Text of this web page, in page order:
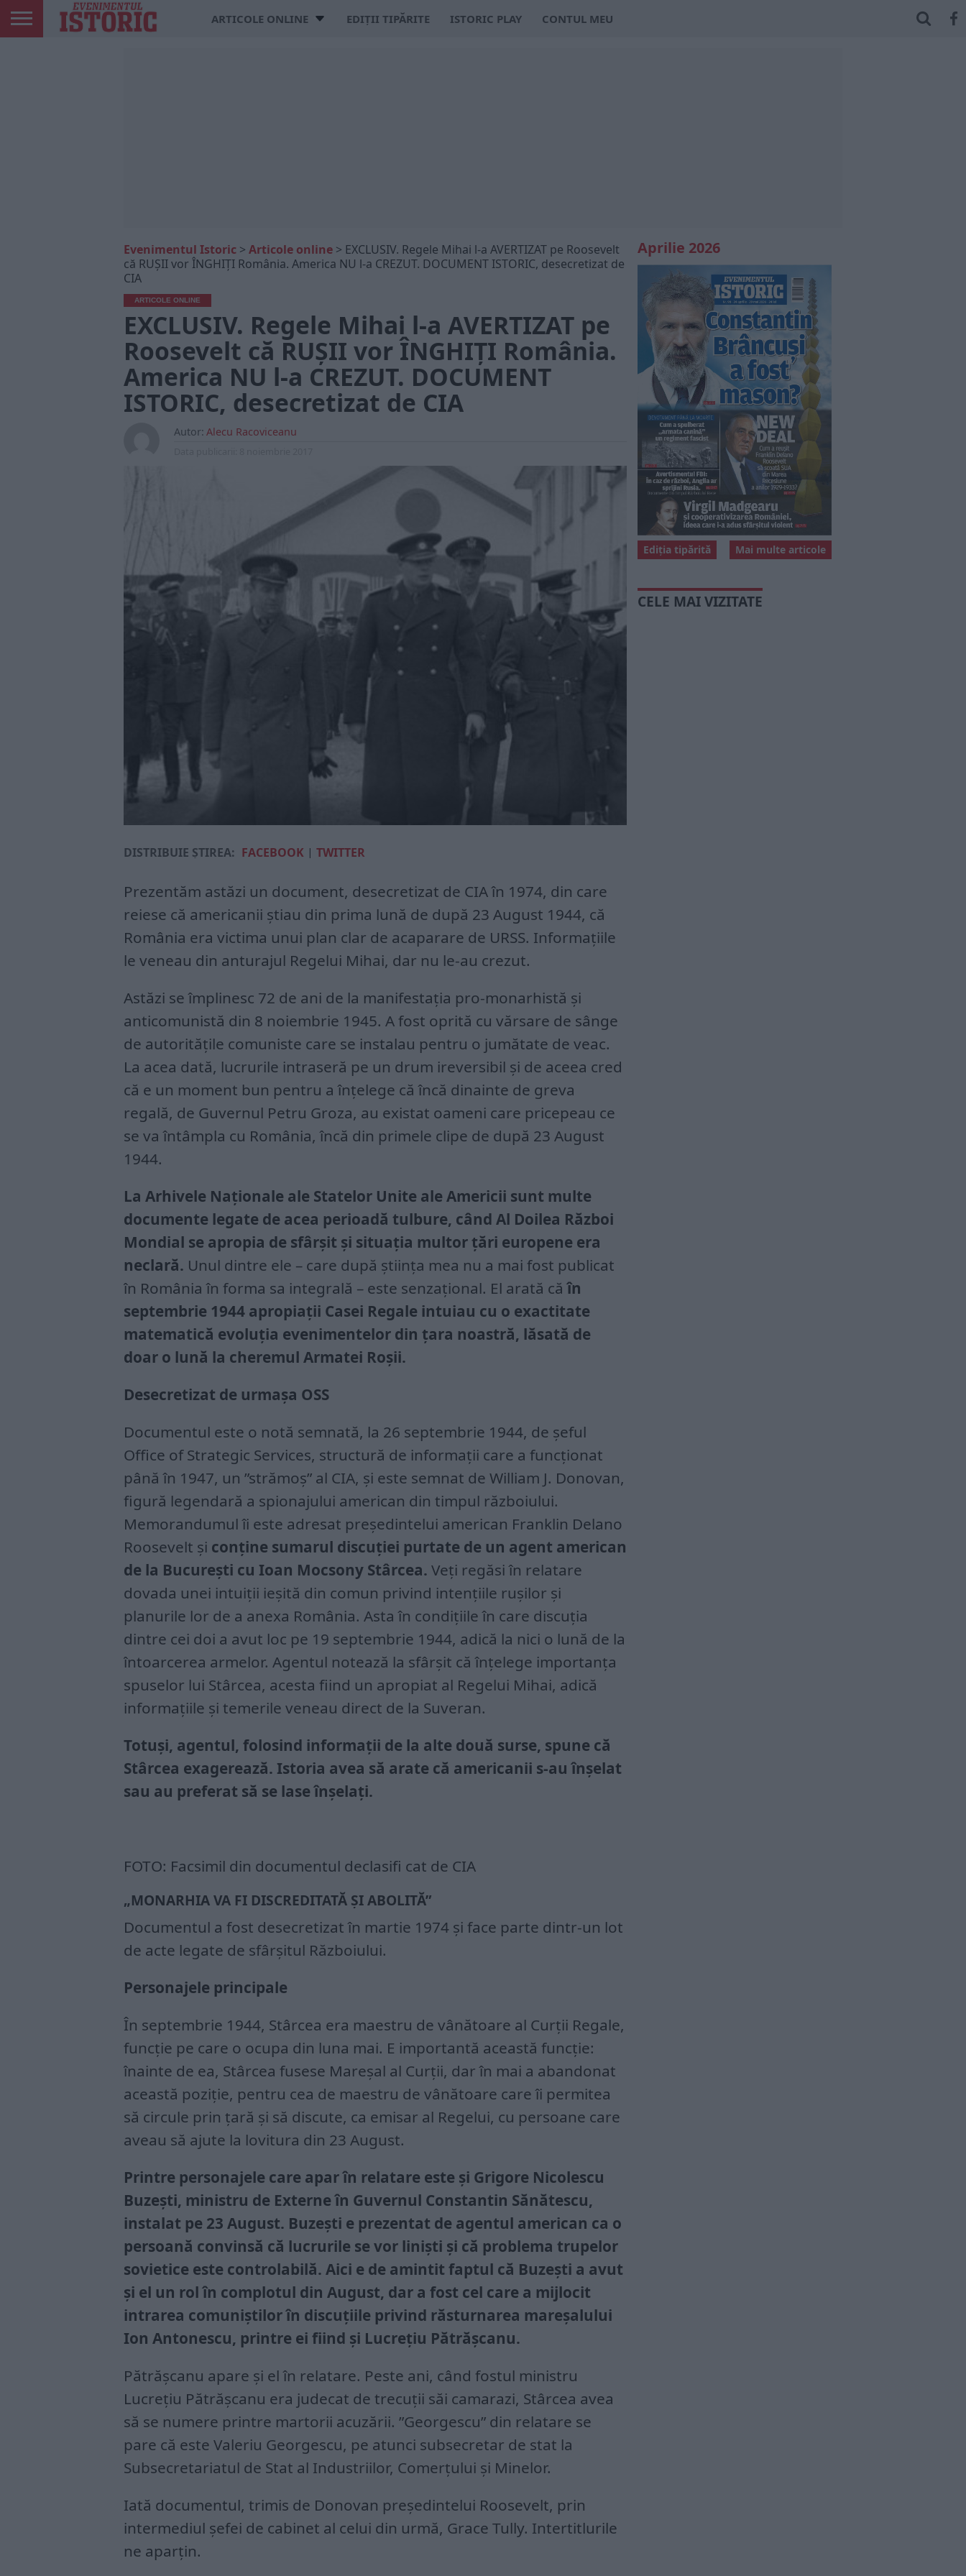
ARTICOLE ONLINE EDIȚII TIPĂRITE ISTORIC PLAY CONTUL MEU
Evenimentul Istoric > Articole online > EXCLUSIV. Regele Mihai l-a AVERTIZAT pe Roosevelt
că RUȘII vor ÎNGHIȚI România. America NU l-a CREZUT. DOCUMENT ISTORIC, desecretizat de
CIA
ARTICOLE ONLINE
EXCLUSIV. Regele Mihai l-a AVERTIZAT pe
Roosevelt că RUȘII vor ÎNGHIȚI România.
America NU l-a CREZUT. DOCUMENT
ISTORIC, desecretizat de CIA
Autor: Alecu Racoviceanu
DISTRIBUIE ȘTIREA: FACEBOOK | TWITTER
Prezentăm astăzi un document, desecretizat de CIA în 1974, din care
reiese că americanii știau din prima lună de după 23 August 1944, că
România era victima unui plan clar de acaparare de URSS. Informațiile
le veneau din anturajul Regelui Mihai, dar nu le-au crezut.
Astăzi se împlinesc 72 de ani de la manifestația pro-monarhistă și
anticomunistă din 8 noiembrie 1945. A fost oprită cu vărsare de sânge
de autoritățile comuniste care se instalau pentru o jumătate de veac.
La acea dată, lucrurile intraseră pe un drum ireversibil și de aceea cred
că e un moment bun pentru a înțelege că încă dinainte de greva
regală, de Guvernul Petru Groza, au existat oameni care pricepeau ce
se va întâmpla cu România, încă din primele clipe de după 23 August
1944.
La Arhivele Naționale ale Statelor Unite ale Americii sunt multe
documente legate de acea perioadă tulbure, când Al Doilea Război
Mondial se apropia de sfârșit și situația multor țări europene era
neclară. Unul dintre ele – care după știința mea nu a mai fost publicat
în România în forma sa integrală – este senzațional. El arată că în
septembrie 1944 apropiații Casei Regale intuiau cu o exactitate
matematică evoluția evenimentelor din țara noastră, lăsată de
doar o lună la cheremul Armatei Roșii.
Desecretizat de urmașa OSS
Documentul este o notă semnată, la 26 septembrie 1944, de șeful
Office of Strategic Services, structură de informații care a funcționat
până în 1947, un ”strămoș” al CIA, și este semnat de William J. Donovan,
figură legendară a spionajului american din timpul războiului.
Memorandumul îi este adresat președintelui american Franklin Delano
Roosevelt și conține sumarul discuției purtate de un agent american
de la București cu Ioan Mocsony Stârcea. Veți regăsi în relatare
dovada unei intuiții ieșită din comun privind intențiile rușilor și
planurile lor de a anexa România. Asta în condițiile în care discuția
dintre cei doi a avut loc pe 19 septembrie 1944, adică la nici o lună de la
întoarcerea armelor. Agentul notează la sfârșit că înțelege importanța
spuselor lui Stârcea, acesta fiind un apropiat al Regelui Mihai, adică
informațiile și temerile veneau direct de la Suveran.
Totuși, agentul, folosind informații de la alte două surse, spune că
Stârcea exagerează. Istoria avea să arate că americanii s-au înșelat
sau au preferat să se lase înșelați.
FOTO: Facsimil din documentul declasifi cat de CIA​
„MONARHIA VA FI DISCREDITATĂ ȘI ABOLITĂ”​
Documentul a fost desecretizat în martie 1974 și face parte dintr-un lot
de acte legate de sfârșitul Războiului.
Personajele principale
În septembrie 1944, Stârcea era maestru de vânătoare al Curții Regale,
funcție pe care o ocupa din luna mai. E importantă această funcție:
înainte de ea, Stârcea fusese Mareșal al Curții, dar în mai a abandonat
această poziție, pentru cea de maestru de vânătoare care îi permitea
să circule prin țară și să discute, ca emisar al Regelui, cu persoane care
aveau să ajute la lovitura din 23 August.
Printre personajele care apar în relatare este și Grigore Nicolescu
Buzești, ministru de Externe în Guvernul Constantin Sănătescu,
instalat pe 23 August. Buzești e prezentat de agentul american ca o
persoană convinsă că lucrurile se vor liniști și că problema trupelor
sovietice este controlabilă. Aici e de amintit faptul că Buzești a avut
și el un rol în complotul din August, dar a fost cel care a mijlocit
intrarea comuniștilor în discuțiile privind răsturnarea mareșalului
Ion Antonescu, printre ei fiind și Lucrețiu Pătrășcanu.
Pătrășcanu apare și el în relatare. Peste ani, când fostul ministru
Lucrețiu Pătrășcanu era judecat de trecuții săi camarazi, Stârcea avea
să se numere printre martorii acuzării. ”Georgescu” din relatare se
pare că este Valeriu Georgescu, pe atunci subsecretar de stat la
Subsecretariatul de Stat al Industriilor, Comerțului și Minelor.
Iată documentul, trimis de Donovan președintelui Roosevelt, prin
intermediul șefei de cabinet al celui din urmă, Grace Tully. Intertitlurile
ne aparțin.
Aprilie 2026
Mai multe articole
Ediția tipărită
CELE MAI VIZITATE